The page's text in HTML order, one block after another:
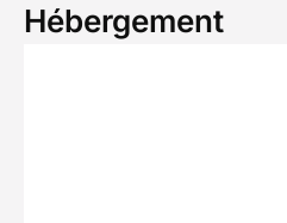
Hébergement